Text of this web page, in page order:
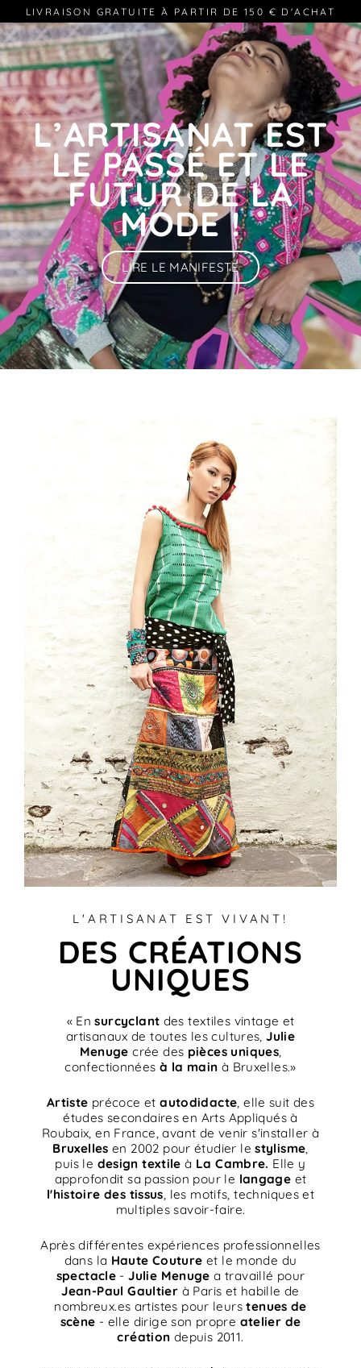
Passer
au
contenu
LIVRAISON GRATUITE À PARTIR DE 150 € D'ACHAT
L’ARTISANAT EST
LE PASSÉ ET LE
FUTUR DE LA
MODE !
LIRE LE MANIFESTE
L'ARTISANAT EST VIVANT!
DES CRÉATIONS
UNIQUES
« Ensurcyclant des textiles vintage et
artisanaux de toutes les cultures,Julie
Menuge crée des pièces uniques,
confectionnées à la main à Bruxelles.»
Artiste précoce etautodidacte, elle suit des
études secondaires en Arts Appliqués à
Roubaix, en France, avant de venir s'installer à
Bruxelles en 2002 pour étudier lestylisme,
puis le design textile à La Cambre. Elle y
approfondit sa passion pour le langage et
l'histoire des tissus, les motifs, techniques et
multiples savoir-faire.
Après différentes expériences professionnelles
dans la Haute Couture et le monde du
spectacle -Julie Menugea travaillé pour
Jean-Paul Gaultier à Paris et habille de
nombreux.es artistes pour leurstenues de
scène - elle dirige son propre atelier de
création depuis 2011.